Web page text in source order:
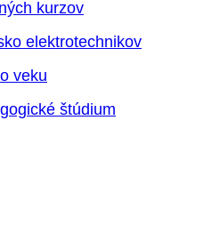
kurzov
elektrotechnikov
veku
štúdium